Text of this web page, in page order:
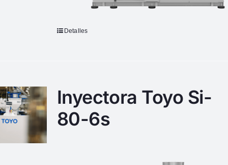
Detalles
Inyectora Toyo Si-
80-6s